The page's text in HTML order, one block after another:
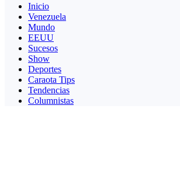
Inicio
Venezuela
Mundo
EEUU
Sucesos
Show
Deportes
Caraota Tips
Tendencias
Columnistas